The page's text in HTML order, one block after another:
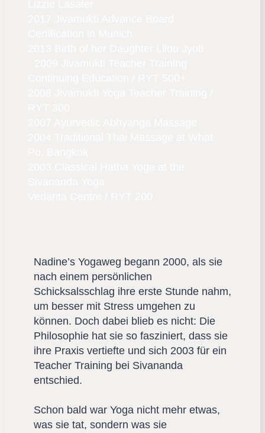
Nadine’s Yogaweg begann 2000, als sie
nach einem persönlichen
Schicksalsschlag ihre erste Stunde nahm,
um besser mit Stress umgehen zu
können. Doch dabei blieb es nicht: Die
Philosophie hat sie so fasziniert, dass sie
ihre Praxis vertiefte und sich 2003 für ein
Teacher Training bei Sivananda
entschied.
Schon bald war Yoga nicht mehr etwas,
was sie tat, sondern was sie